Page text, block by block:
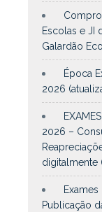
Escolas e JI
Galardão
Época
2026
2026 –
digitalmente
Exames
Publicação